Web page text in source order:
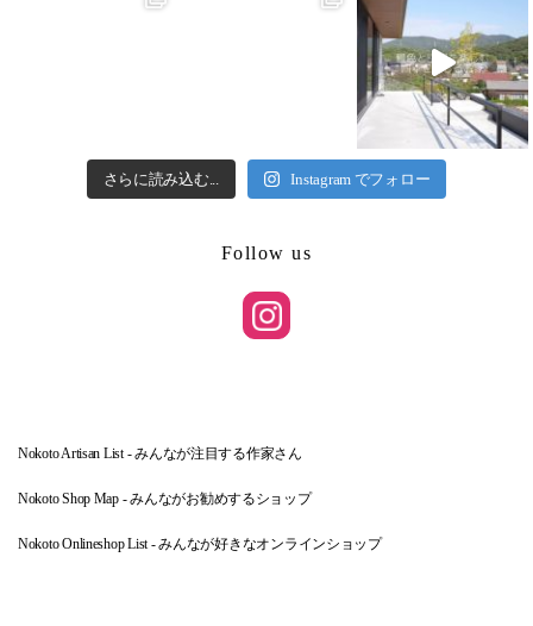
さらに読み込む... Instagram でフォロー
Follow us
Nokoto Artisan List - みんなが注目する作家さん
Nokoto Shop Map - みんながお勧めするショップ
Nokoto Onlineshop List - みんなが好きなオンラインショップ